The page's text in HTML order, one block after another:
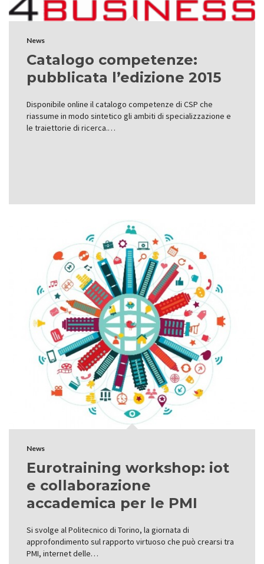
News
Catalogo competenze:
pubblicata l’edizione 2015
Disponibile online il catalogo competenze di CSP che
riassume in modo sintetico gli ambiti di specializzazione e
le traiettorie di ricerca.…
News
Eurotraining workshop: iot
e collaborazione
accademica per le PMI
Si svolge al Politecnico di Torino, la giornata di
approfondimento sul rapporto virtuoso che può crearsi tra
PMI, internet delle…